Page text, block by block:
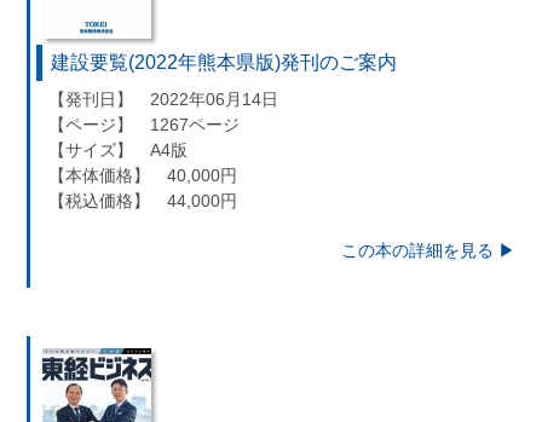
建設要覧(2022年熊本県版)発刊のご案内
【発刊日】 2022年06月14日
【ページ】 1267ページ
【サイズ】 A4版
【本体価格】 40,000円
【税込価格】 44,000円
この本の詳細を見る ▶︎